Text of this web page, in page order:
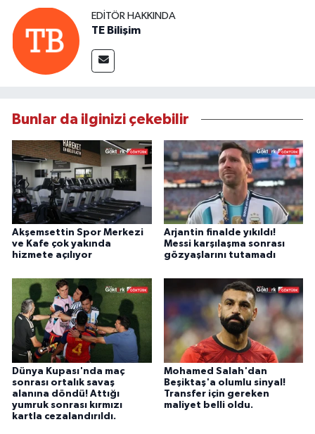
EDITÖR HAKKINDA
TE Bilişim
Bunlar da ilginizi çekebilir
Akşemsettin Spor Merkezi
ve Kafe çok yakında
hizmete açılıyor
Arjantin finalde yıkıldı!
Messi karşılaşma sonrası
gözyaşlarını tutamadı
Dünya Kupası'nda maç
sonrası ortalık savaş
alanına döndü! Attığı
yumruk sonrası kırmızı
kartla cezalandırıldı.
Mohamed Salah'dan
Beşiktaş'a olumlu sinyal!
Transfer için gereken
maliyet belli oldu.